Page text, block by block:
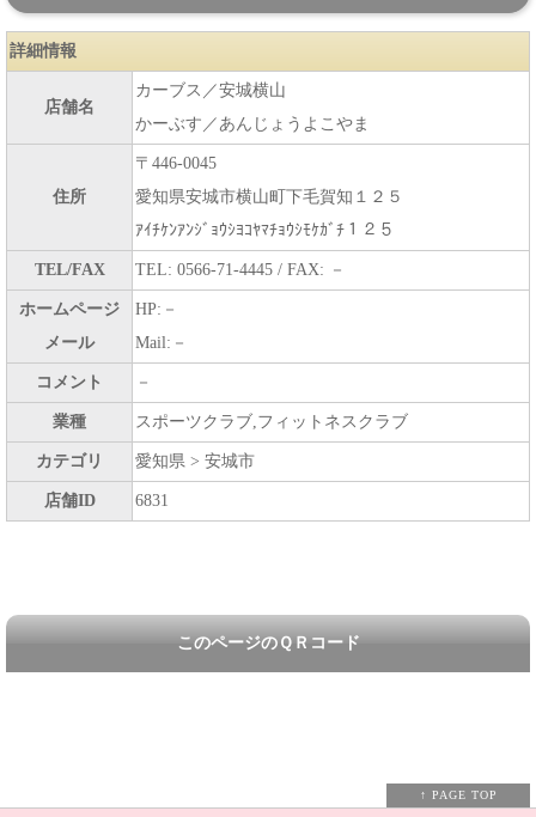
詳細情報
店舗名
カーブス／安城横山
かーぶす／あんじょうよこやま
住所
〒446-0045
愛知県安城市横山町下毛賀知１２５
ｱｲﾁｹﾝｱﾝｼﾞｮｳｼﾖｺﾔﾏﾁｮｳｼﾓｹｶﾞﾁ１２５
TEL/FAX TEL: 0566-71-4445 / FAX: －
ホームページ
メール
HP:－
Mail:－
コメント －
業種 スポーツクラブ,フィットネスクラブ
カテゴリ 愛知県 > 安城市
店舗ID 6831
このページのＱＲコード
↑ PAGE TOP